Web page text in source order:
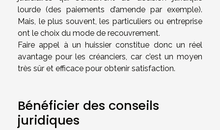
lourde (des paiements d’amende par exemple).
Mais, le plus souvent, les particuliers ou entreprise
ont le choix du mode de recouvrement.
Faire appel à un huissier constitue donc un réel
avantage pour les créanciers, car c’est un moyen
très sûr et efficace pour obtenir satisfaction.
Bénéficier des conseils
juridiques